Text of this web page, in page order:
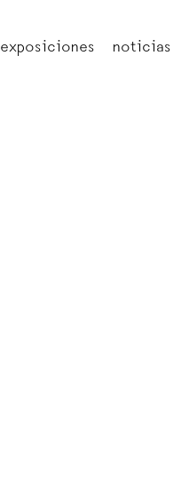
exposiciones noticias